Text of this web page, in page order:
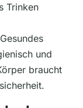
Trinken
und
braucht